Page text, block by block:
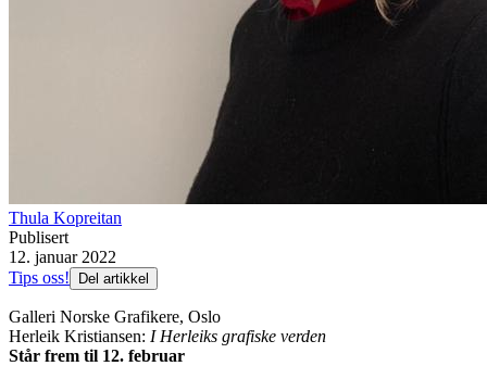
Thula Kopreitan
Publisert
12. januar 2022
Tips oss!
Del artikkel
Galleri Norske Grafikere, Oslo
Herleik Kristiansen: I Herleiks grafiske verden
Står frem til 12. februar